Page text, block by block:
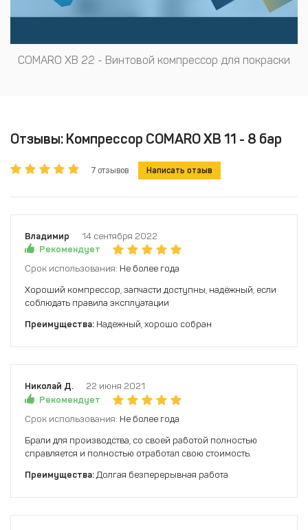
COMARO XB 22 - Винтовой компрессор для покраски
Отзывы: Компрессор COMARO XB 11 - 8 бар
7 отзывов Написать отзыв
Владимир
14 сентября 2022
Рекомендует
Срок использования: Не более года
Хороший компрессор, запчасти доступны, надёжный, если
соблюдать правила эксплуатации
Преимущества: Надежный, хорошо собран
Николай Д.
22 июня 2021
Рекомендует
Срок использования: Не более года
Брали для производства, со своей работой полностью
справляется и полностью отработал свою стоимость.
Преимущества: Долгая безперерывная работа